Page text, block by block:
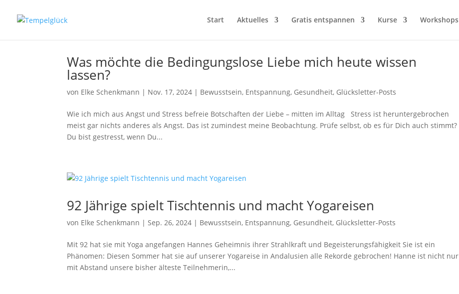
Start Aktuelles Gratis entspannen Kurse Workshops
Was möchte die Bedingungslose Liebe mich heute wissen
lassen?
von Elke Schenkmann | Nov. 17, 2024 | Bewusstsein, Entspannung, Gesundheit, Glücksletter-Posts
Wie ich mich aus Angst und Stress befreie Botschaften der Liebe – mitten im Alltag Stress ist heruntergebrochen
meist gar nichts anderes als Angst. Das ist zumindest meine Beobachtung. Prüfe selbst, ob es für Dich auch stimmt?
Du bist gestresst, wenn Du...
92 Jährige spielt Tischtennis und macht Yogareisen
von Elke Schenkmann |Sep. 26, 2024 | Bewusstsein, Entspannung, Gesundheit, Glücksletter-Posts
Mit 92 hat sie mit Yoga angefangen Hannes Geheimnis ihrer Strahlkraft und Begeisterungsfähigkeit Sie ist ein
Phänomen: Diesen Sommer hat sie auf unserer Yogareise in Andalusien alle Rekorde gebrochen! Hanne ist nicht nur
mit Abstand unsere bisher älteste Teilnehmerin,...